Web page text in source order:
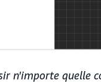
n'importe quelle